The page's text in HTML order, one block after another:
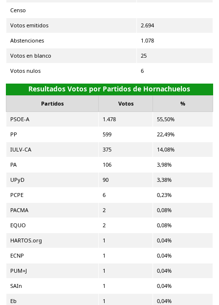
Censo
Votos emitidos 2.694
Abstenciones 1.078
Votos en blanco 25
Votos nulos 6
Resultados Votos por Partidos de Hornachuelos
Partidos Votos %
PSOE-A 1.478 55,50%
PP 599 22,49%
IULV-CA 375 14,08%
PA 106 3,98%
UPyD 90 3,38%
PCPE 6 0,23%
PACMA 2 0,08%
EQUO 2 0,08%
HARTOS.org 1 0,04%
ECNP 1 0,04%
PUM+J 1 0,04%
SAIn 1 0,04%
Eb 1 0,04%